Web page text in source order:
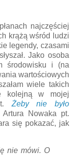
najczęściej
krążą wśród ludzi
legendy, czasami
Jako osoba
środowisku i (na
wartościowych
wiele takich
kolejną w mojej
Żeby nie było
Nowaka pt.
się pokazać, jak
nie mówi. O